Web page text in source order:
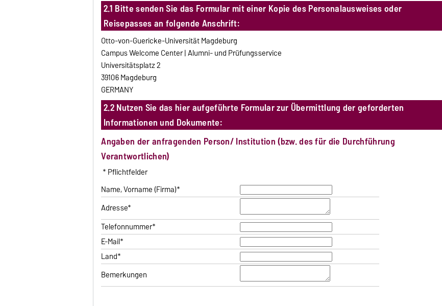
2.1 Bitte senden Sie das Formular mit einer Kopie des Personalausweises oder
Reisepasses an folgende Anschrift:
Otto-von-Guericke-Universität Magdeburg
Campus Welcome Center | Alumni- und Prüfungsservice
Universitätsplatz 2
39106 Magdeburg
GERMANY
2.2 Nutzen Sie das hier aufgeführte Formular zur Übermittlung der geforderten
Informationen und Dokumente:
Angaben der anfragenden Person/ Institution (bzw. des für die Durchführung
Verantwortlichen)
* Pflichtfelder
Name, Vorname (Firma)*
Adresse*
Telefonnummer*
E-Mail*
Land*
Bemerkungen